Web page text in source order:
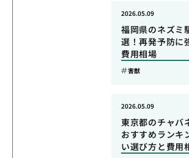
福岡県のネズミ
選！再発予防に
費用相場
2026.05.09
害獣
東京都のチャバ
おすすめランキ
い選び方と費用
2026.05.09